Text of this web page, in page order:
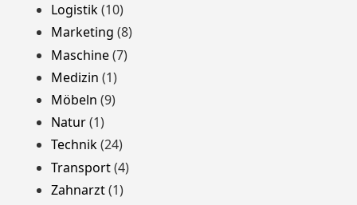
Logistik(10)
Marketing (8)
Maschine(7)
Medizin (1)
Möbeln (9)
Natur(1)
Technik(24)
Transport(4)
Zahnarzt(1)